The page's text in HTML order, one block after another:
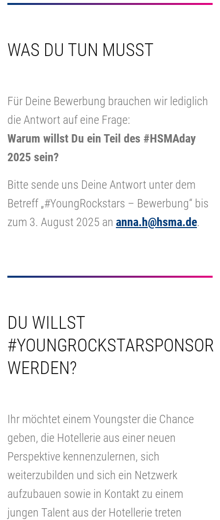
WAS DU TUN MUSST
Für Deine Bewerbung brauchen wir lediglich
die Antwort auf eine Frage:
Warum willst Du ein Teil des #HSMAday
2025 sein?
Bitte sende uns Deine Antwort unter dem
Betreff „#YoungRockstars – Bewerbung“ bis
zum 3. August 2025 an anna.h@hsma.de.
DU WILLST
#YOUNGROCKSTARSPONSOR
WERDEN?
Ihr möchtet einem Youngster die Chance
geben, die Hotellerie aus einer neuen
Perspektive kennenzulernen, sich
weiterzubilden und sich ein Netzwerk
aufzubauen sowie in Kontakt zu einem
jungen Talent aus der Hotellerie treten